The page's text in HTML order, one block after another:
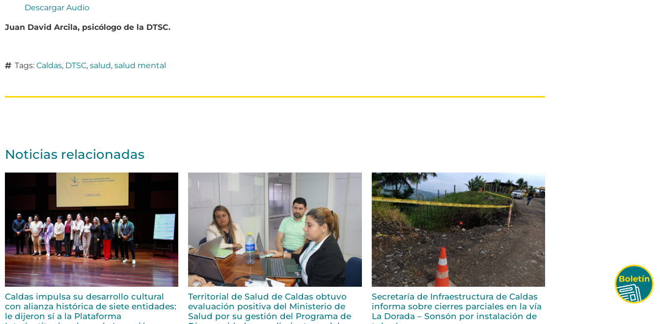
Descargar Audio
Juan David Arcila, psicólogo de la DTSC.
Tags: Caldas, DTSC, salud, salud mental
Noticias relacionadas
Caldas impulsa su desarrollo cultural
con alianza histórica de siete entidades:
le dijeron sí a la Plataforma
Territorial de Salud de Caldas obtuvo
evaluación positiva del Ministerio de
Salud por su gestión del Programa de
Secretaría de Infraestructura de Caldas
informa sobre cierres parciales en la vía
La Dorada – Sonsón por instalación de